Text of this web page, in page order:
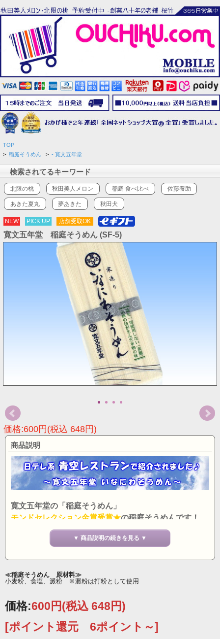
TOP
> 稲庭そうめん > - 寛文五年堂
検索されてるキーワード
北限の桃 秋田美人メロン 稲庭 食べ比べ 佐藤養助
あきた夏丸 夢あきた 秋田犬
NEW PICK UP 店舗受取OK
寛文五年堂 稲庭そうめん (SF-5)
価格:600円(税込 648円)
商品説明
寛文五年堂の「稲庭そうめん」
モンドセレクション金賞受賞★の稲庭そうめんです！
秋田の厳しい冬で 雪中寒造りされた逸品で、綿実油を
▼ 商品説明の続きを見る ▼
≪稲庭そうめん 原材料≫
小麦粉、食塩、澱粉 ※澱粉は打粉として使用
価格:600円(税込 648円)
[ポイント還元 6ポイント～]